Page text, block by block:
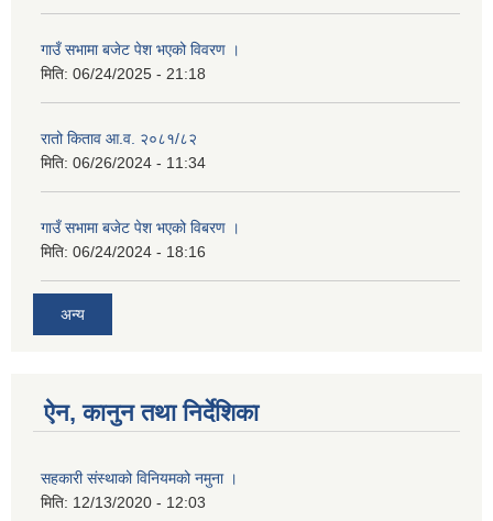
गाउँ सभामा बजेट पेश भएको विवरण ।
मिति: 06/24/2025 - 21:18
रातो किताव आ.व. २०८१/८२
मिति: 06/26/2024 - 11:34
गाउँ सभामा बजेट पेश भएको विबरण ।
मिति: 06/24/2024 - 18:16
अन्य
ऐन, कानुन तथा निर्देशिका
सहकारी संस्थाको विनियमको नमुना ।
मिति: 12/13/2020 - 12:03